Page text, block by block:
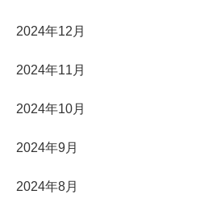
2024年12月
2024年11月
2024年10月
2024年9月
2024年8月